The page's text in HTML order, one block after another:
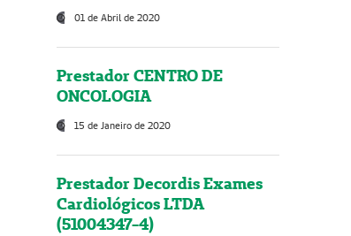
01 de Abril de 2020
Prestador CENTRO DE
ONCOLOGIA
15 de Janeiro de 2020
Prestador Decordis Exames
Cardiológicos LTDA
(51004347-4)